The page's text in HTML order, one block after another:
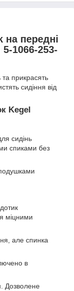
передні
1066-253-
та прикрасять
сидіння від
Kegel
сидінь
спиками без
міцними
але спинка
в
Дозволене